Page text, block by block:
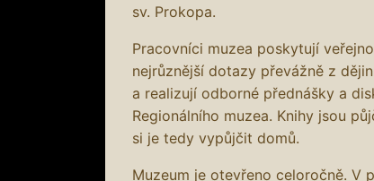
sv. Prokopa.
Pracovníci muzea poskytují
nejrůznější dotazy převážně z
a realizují odborné přednášky a
Regionálního muzea. Knihy jsou
si je tedy vypůjčit domů.
Muzeum je otevřeno celoročně. V